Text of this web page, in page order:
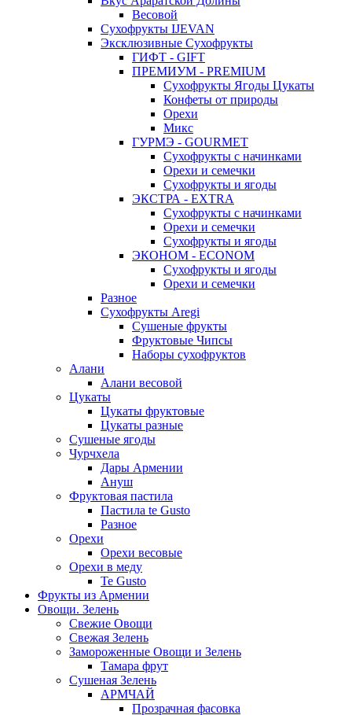
Весовой
Сухофрукты IJEVAN
Эксклюзивные Сухофрукты
ГИФТ - GIFT
ПРЕМИУМ - PREMIUM
Сухофрукты Ягоды Цукаты
Конфеты от природы
Орехи
Микс
ГУРМЭ - GOURMET
Сухофрукты с начинками
Орехи и семечки
Сухофрукты и ягоды
ЭКСТРА - EXTRA
Сухофрукты с начинками
Орехи и семечки
Сухофрукты и ягоды
ЭКОНОМ - ECONOM
Сухофрукты и ягоды
Орехи и семечки
Разное
Сухофрукты Aregi
Сушеные фрукты
Фруктовые Чипсы
Наборы сухофруктов
Алани
Алани весовой
Цукаты
Цукаты фруктовые
Цукаты разные
Сушеные ягоды
Чурчхела
Дары Армении
Ануш
Фруктовая пастила
Пастила te Gusto
Разное
Орехи
Орехи весовые
Орехи в меду
Te Gusto
Фрукты из Армении
Овощи. Зелень
Свежие Овощи
Свежая Зелень
Замороженные Овощи и Зелень
Тамара фрут
Сушеная Зелень
АРМЧАЙ
Прозрачная фасовка